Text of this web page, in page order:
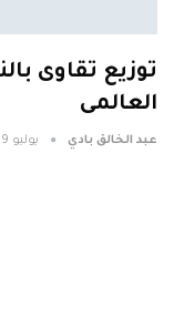
توزيع تقاوى
العالمى
عبد الخالق بادي يوليو 19, 2026